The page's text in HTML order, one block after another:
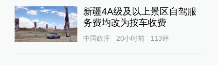
新疆4A级及以上景区自驾服
务费均改为按车收费
中国政库 20小时前 113评